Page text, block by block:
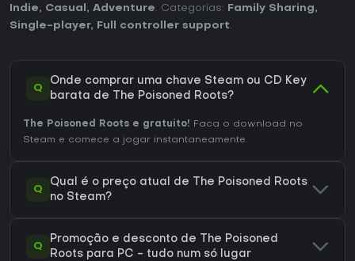
Indie, Casual , Adventure. Categorias: Family Sharing,
Single-player, Full controller support.
Q
Onde comprar uma chave Steam ou CD Key
barata de The Poisoned Roots?
The Poisoned Roots e gratuito! Faca o download no
Steam e comece a jogar instantaneamente.
Q
Qual é o preço atual de The Poisoned Roots
no Steam?
Q
Promoção e desconto de The Poisoned
Roots para PC - tudo num só lugar